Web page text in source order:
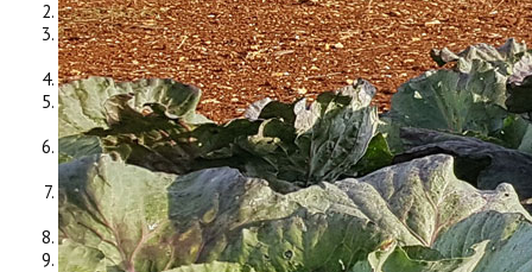
Association of Tuscan Municipalities – ANCI (Italia)
National Research Council – Institute of Biometerology - CNR-
IBIMET (Italia)
Institut za poljoprivredu i turizam - IPTPO (Hrvatska)
Larnaca – Famagusta District Development Agency - ANETEL
(Cipar)
Conference of Peripheral Maritime Regions of Europe - CRPM
(Francuska)
Public Enterprise for the Management of Tourism and Sport of
Andalusia (Španjolska)
University of Girona (Španjolska)
The Network of European Regions for Competitive and